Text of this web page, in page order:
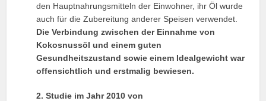
den Hauptnahrungsmitteln der Einwohner, ihr Öl wurde
auch für die Zubereitung anderer Speisen verwendet.
Die Verbindung zwischen der Einnahme von
Kokosnussöl und einem guten
Gesundheitszustand sowie einem Idealgewicht war
offensichtlich und erstmalig bewiesen.
2. Studie im Jahr 2010 von